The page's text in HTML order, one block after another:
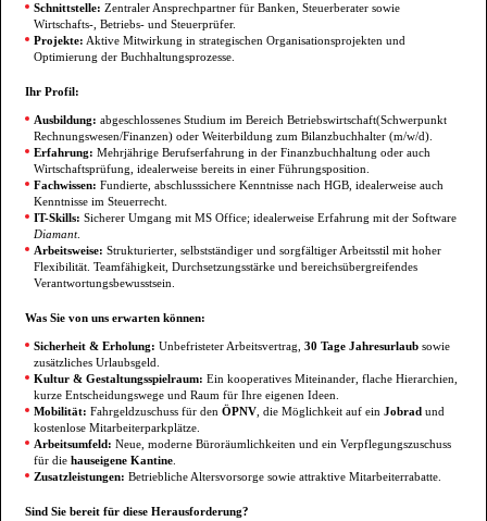
Schnittstelle: Zentraler Ansprechpartner für Banken, Steuerberater sowie
Wirtschafts-, Betriebs- und Steuerprüfer.
Projekte: Aktive Mitwirkung in strategischen Organisationsprojekten und
Optimierung der Buchhaltungsprozesse.
Ihr Profil:
Ausbildung: abgeschlossenes Studium im Bereich Betriebswirtschaft(Schwerpunkt
Rechnungswesen/Finanzen) oder Weiterbildung zum Bilanzbuchhalter (m/w/d).
Erfahrung: Mehrjährige Berufserfahrung in der Finanzbuchhaltung oder auch
Wirtschaftsprüfung, idealerweise bereits in einer Führungsposition.
Fachwissen: Fundierte, abschlusssichere Kenntnisse nach HGB, idealerweise auch
Kenntnisse im Steuerrecht.
IT-Skills: Sicherer Umgang mit MS Office; idealerweise Erfahrung mit der Software
Diamant.
Arbeitsweise: Strukturierter, selbstständiger und sorgfältiger Arbeitsstil mit hoher
Flexibilität. Teamfähigkeit, Durchsetzungsstärke und bereichsübergreifendes
Verantwortungsbewusstsein.
Was Sie von uns erwarten können:
Sicherheit & Erholung: Unbefristeter Arbeitsvertrag,30 Tage Jahresurlaub sowie
zusätzliches Urlaubsgeld.
Kultur & Gestaltungsspielraum: Ein kooperatives Miteinander, flache Hierarchien,
kurze Entscheidungswege und Raum für Ihre eigenen Ideen.
Mobilität: Fahrgeldzuschuss für denÖPNV , die Möglichkeit auf einJobrad und
kostenlose Mitarbeiterparkplätze.
Arbeitsumfeld: Neue, moderne Büroräumlichkeiten und ein Verpflegungszuschuss
für diehauseigene Kantine
Zusatzleistungen: Betriebliche Altersvorsorge sowie attraktive Mitarbeiterrabatte.
Sind Sie bereit für diese Herausforderung?